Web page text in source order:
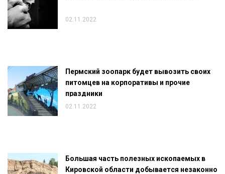
02.11.2022
Пермский зоопарк будет вывозить своих
питомцев на корпоративы и прочие
праздники
02.11.2022
Большая часть полезных ископаемых в
Кировской области добывается незаконно